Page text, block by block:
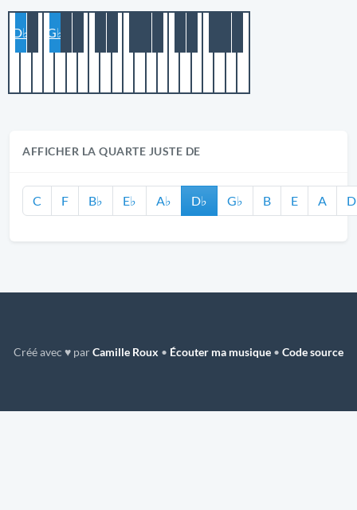
D♭ G♭
AFFICHER LA QUARTE JUSTE DE
C F B♭ E♭ A♭ D♭ G♭ B E A D
Créé avec ♥ parCamille Roux • Écouter ma musique • Code source